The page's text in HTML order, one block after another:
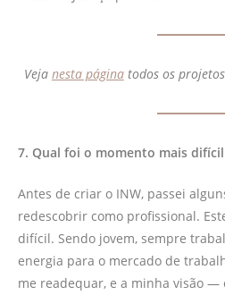
Veja nesta páginatodos os
7. Qual foi o momento mais
Antes de criar o INW, passei
redescobrir como profissional.
difícil. Sendo jovem, sempre
energia para o mercado de
me readequar, e a minha visão